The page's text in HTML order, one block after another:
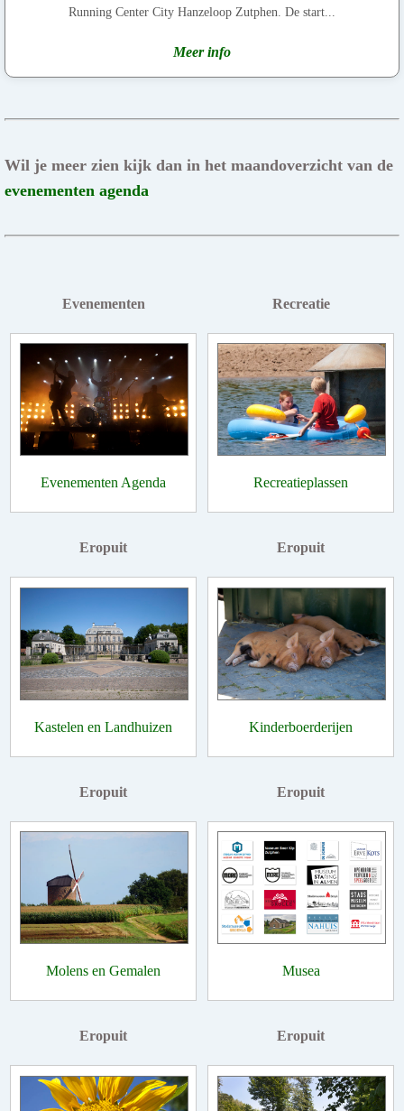
Running Center City Hanzeloop Zutphen. De start...
Meer info
Wil je meer zien kijk dan in het maandoverzicht van de
evenementen agenda
Evenementen
Evenementen Agenda
Recreatie
Recreatieplassen
Eropuit
Kastelen en Landhuizen
Eropuit
Kinderboerderijen
Eropuit
Molens en Gemalen
Eropuit
Musea
Eropuit Eropuit